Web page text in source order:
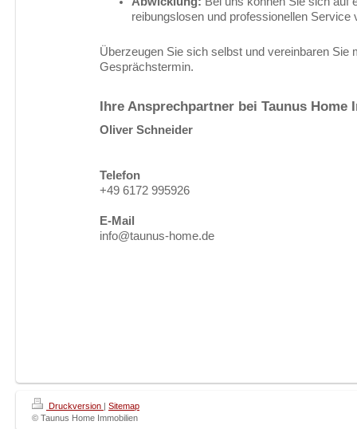
reibungslosen und professionellen Service
Überzeugen Sie sich selbst und vereinbaren Sie
Gesprächstermin.
Ihre Ansprechpartner bei Taunus Home
Oliver Schneider
Telefon
+49 6172 995926
E-Mail
info@taunus-home.de
Druckversion | Sitemap
© Taunus Home Immobilien